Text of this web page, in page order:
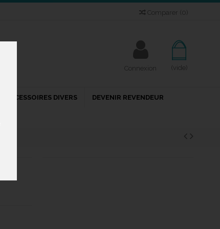
Comparer ( 0 )
(vide)
Connexion
ACCESSOIRES DIVERS DEVENIR REVENDEUR